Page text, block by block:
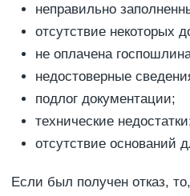
неправильно
отсутствие некоторых
не оплачена
недостоверные
подлог документации;
технические
отсутствие
Если был получен отказ,